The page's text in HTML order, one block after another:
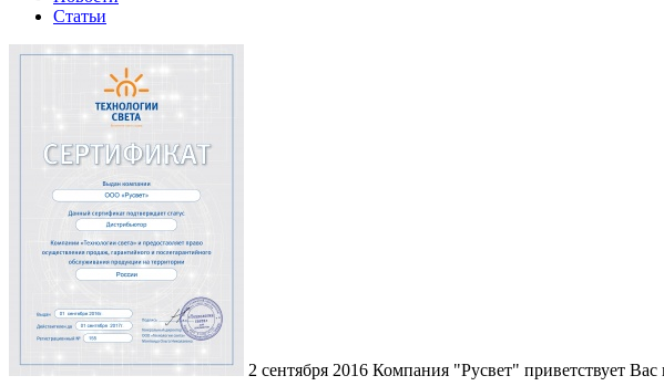
Статьи
2 сентября 2016 Компания "Русвет" приветствует